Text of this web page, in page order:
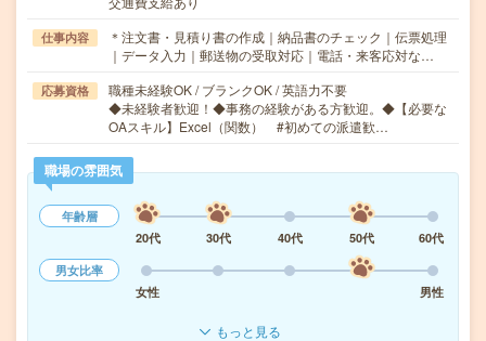
仕事内容
＊注文書・見積り書の作成｜納品書のチェック｜伝票処理
｜データ入力｜郵送物の受取対応｜電話・来客応対な…
応募資格
職種未経験OK / ブランクOK / 英語力不要
◆未経験者歓迎！◆事務の経験がある方歓迎。◆【必要な
OAスキル】Excel（関数） #初めての派遣歓…
職場の雰囲気
年齢層
20代
30代 40代 50代
60代
男女比率
女性
男性
もっと見る